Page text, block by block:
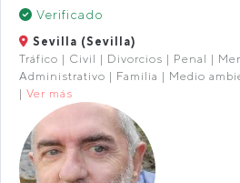
Verificado
Sevilla (Sevilla)
Tráfico | Civil | Divorcios | Penal |
Administrativo | Familia | Medio
| Ver más